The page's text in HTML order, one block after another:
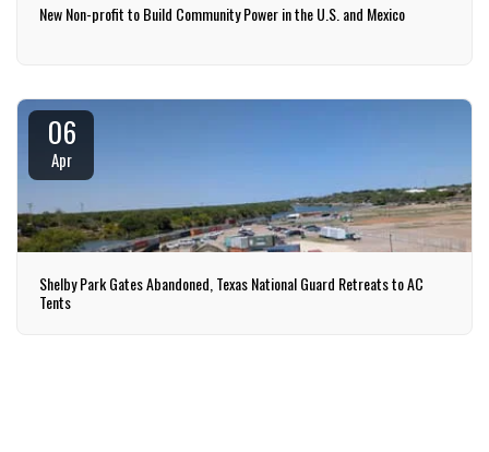
New Non-profit to Build Community Power in the U.S. and Mexico
06
Apr
Shelby Park Gates Abandoned, Texas National Guard Retreats to AC
Tents